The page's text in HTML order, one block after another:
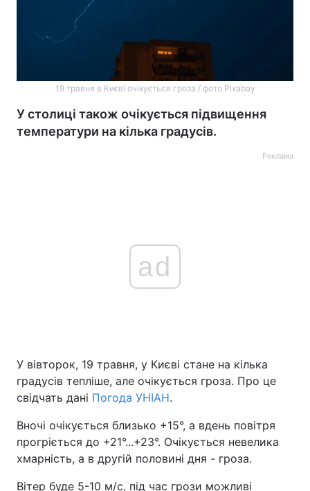
19 травня в Києві очікується гроза / фото Pixabay
У столиці також очікується підвищення
температури на кілька градусів.
Реклама
ad
У вівторок, 19 травня, у Києві стане на кілька
градусів тепліше, але очікується гроза. Про це
свідчать дані Погода УНІАН.
Вночі очікується близько +15°, а вдень повітря
прогріється до +21°...+23°. Очікується невелика
хмарність, а в другій половині дня - гроза.
Вітер буде 5-10 м/с, під час грози можливі